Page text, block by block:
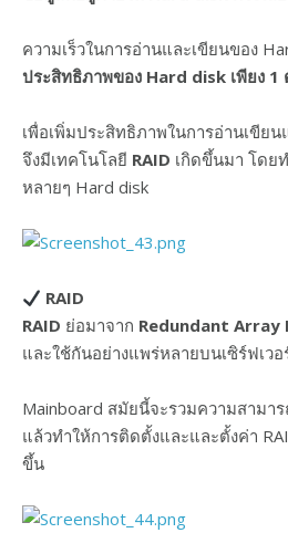
ความเร็วในการอ่านและเขียนของ
ประสิทธิภาพของ Hard disk เพียง 1
เพื่อเพิ่มประสิทธิภาพในการอ่านเขีย
จึงมีเทคโนโลยี RAID เกิดขึ้นมา โดย
หลายๆ Hard disk
RAID
RAID ย่อมาจาก Redundant Array
และใช้กันอย่างแพร่หลายบนเซิร์ฟเว
Mainboard สมัยนี้จะรวมความสามา
แล้วทำให้การติดตั้งและและตั้งค่า
ขึ้น